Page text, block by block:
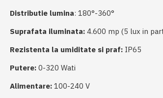
Distributie lumina: 180°-360°
Suprafata iluminata: 4.600 mp (5 lux in
Rezistenta la umiditate si praf: IP65
Putere: 0-320 Wati
Alimentare: 100-240 V